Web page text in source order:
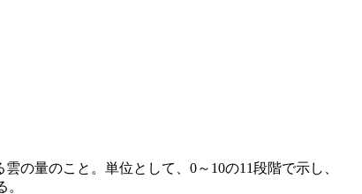
の量のこと。単位として、0～10の11段階で示し、